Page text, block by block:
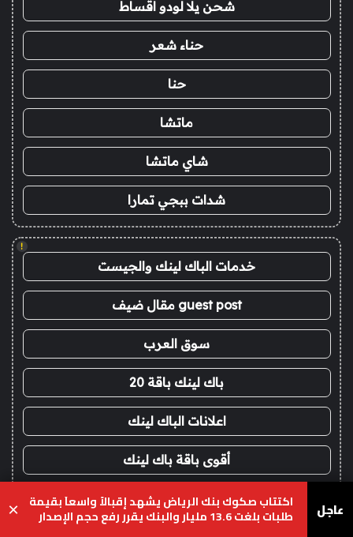
شحن يلا لودو اقساط
حناء شعر
حنا
ماتشا
شاي ماتشا
شدات ببجي تمارا
!
خدمات الباك لينك والجيست
guest post مقال ضيف
سوق العرب
باك لينك باقة 20
اعلانات الباك لينك
أقوى باقة باك لينك
خدمات با كلينك 2026 عاجل اكتتاب صكوك بنك الرياض يشهد إقبالاً واسعاَ بقيمة
طلبات بلغت 13.6 مليار والبنك يقرر رفع حجم الإصدار ×